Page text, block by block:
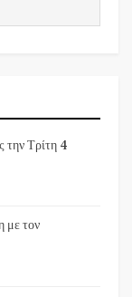
την Τρίτη 4
με τον